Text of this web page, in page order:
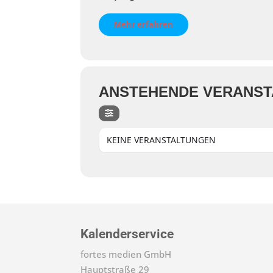
Mehr erfahren
ANSTEHENDE
KEINE VERANSTALTUNGEN
Kalenderservice
fortes medien GmbH
Hauptstraße 29